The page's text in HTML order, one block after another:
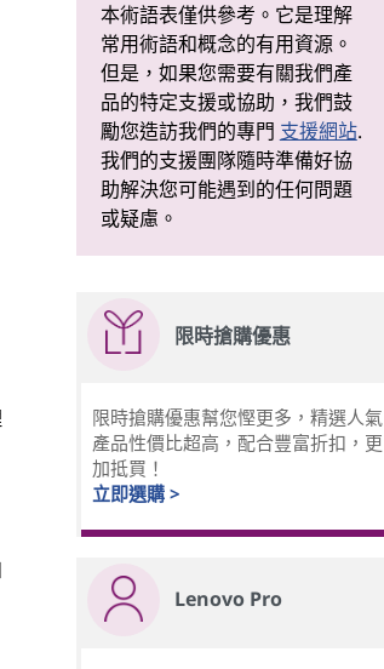
本術語表僅供參考。它是理解
常用術語和概念的有用資源。
但是，如果您需要有關我們產
品的特定支援或協助，我們鼓
勵您造訪我們的專門 支援網站.
我們的支援團隊隨時準備好協
助解決您可能遇到的任何問題
或疑慮。
限時搶購優惠
限時搶購優惠幫您慳更多，精選人氣
產品性價比超高，配合豐富折扣，更
加抵買！
立即選購 >
Lenovo Pro